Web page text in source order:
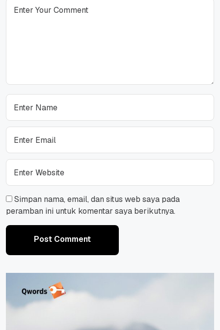
Simpan nama, email, dan situs web saya pada
peramban ini untuk komentar saya berikutnya.
Post Comment